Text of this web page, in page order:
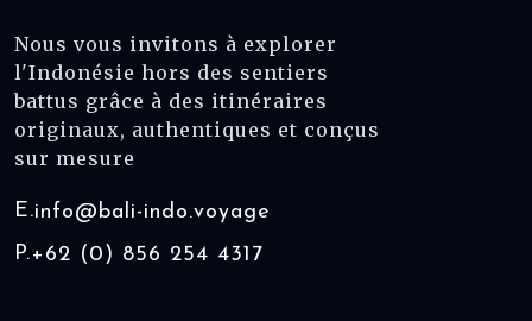
Nous vous invitons à explorer
l'Indonésie hors des sentiers
battus grâce à des itinéraires
originaux, authentiques et conçus
sur mesure
E.info@bali-indo.voyage
P.+62 (0) 856 254 4317